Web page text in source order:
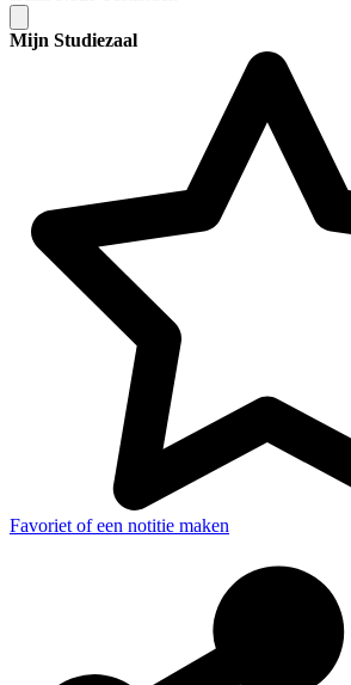
Mijn Studiezaal
Favoriet of een notitie maken